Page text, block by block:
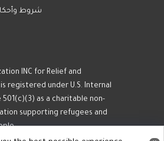
شروط
INC for Relief and
registered under U.S. Internal
501(c)(3) as a charitable non-
supporting refugees and